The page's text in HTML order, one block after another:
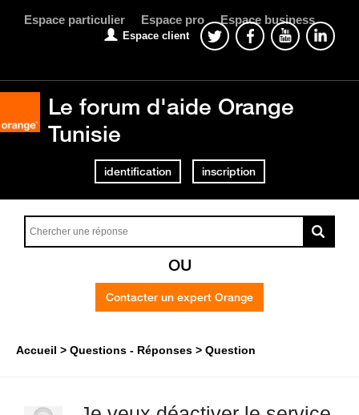
Espace particulier Espace pro Espace business
Espace client
Le forum d'aide Orange
Tunisie
identification inscription
OU
Contacter un expert Orange
Accueil Questions - Réponses Question